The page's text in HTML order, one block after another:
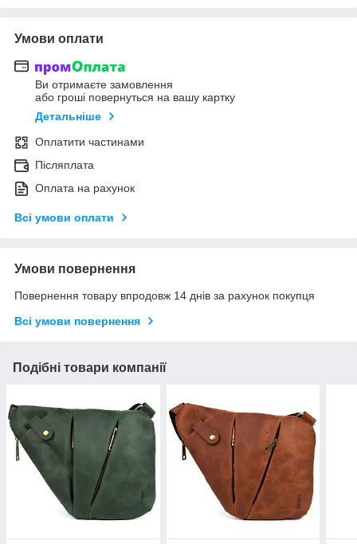
Умови оплати
Ви отримаєте замовлення
або гроші повернуться на вашу картку
Детальніше
Оплатити частинами
Післяплата
Оплата на рахунок
Всі умови оплати
Умови повернення
Повернення товару впродовж 14 днів за рахунок покупця
Всі умови повернення
Подібні товари компанії